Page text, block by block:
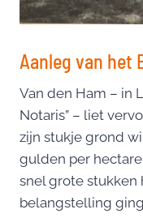
Aanleg van het
Van den Ham – in
Notaris” – liet
zijn stukje grond
gulden per
snel grote stukken
belangstelling